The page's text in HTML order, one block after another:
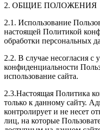
2. ОБЩИЕ ПОЛОЖЕНИЯ
2.1. Использование
настоящей Политикой
обработки персональных
2.2. В случае несогласия
конфиденциальности
использование сайта.
2.3.Настоящая Политика
только к данному сайту.
контролирует и не несет
лиц, на которые